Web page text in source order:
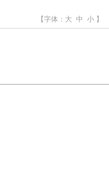
【字体： 大 中 小 】